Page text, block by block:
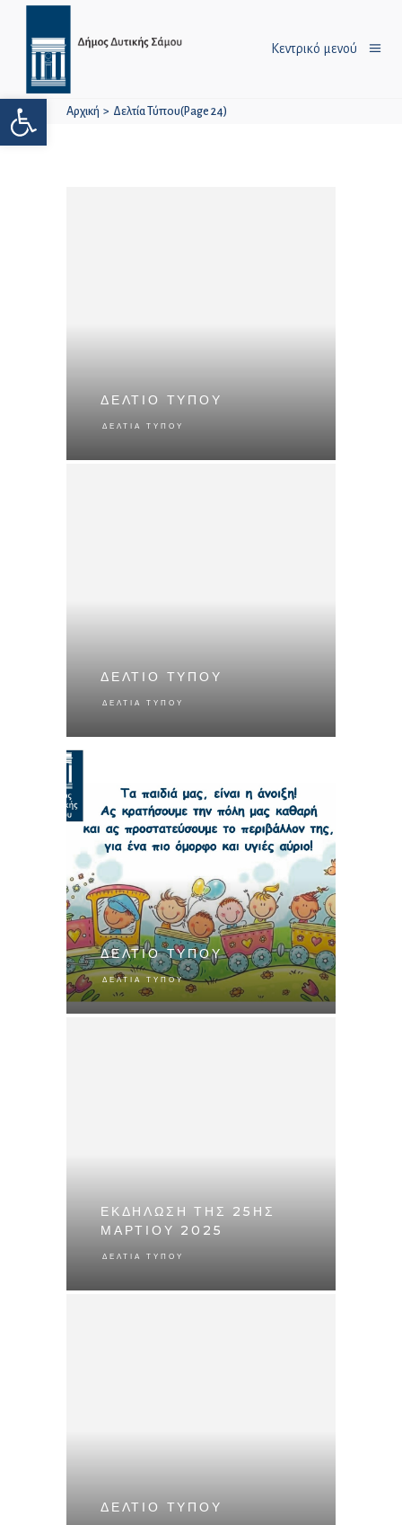
Ανοίξτε τη γραμμή εργαλείων
Κεντρικό μενού
Αρχική > Δελτία Τύπου(Page 24)
ΔΕΛΤΙΟ ΤΥΠΟΥ
ΔΕΛΤΊΑ ΤΎΠΟΥ
ΔΕΛΤΙΟ ΤΥΠΟΥ
ΔΕΛΤΊΑ ΤΎΠΟΥ
ΔΕΛΤΙΟ ΤΥΠΟΥ
ΔΕΛΤΊΑ ΤΎΠΟΥ
ΕΚΔΗΛΩΣΗ ΤΗΣ 25ΗΣ
ΜΑΡΤΙΟΥ 2025
ΔΕΛΤΊΑ ΤΎΠΟΥ
ΔΕΛΤΙΟ ΤΥΠΟΥ